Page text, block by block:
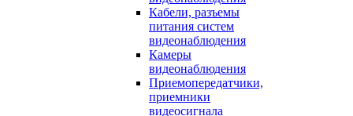
Кабели, разъемы
питания систем
видеонаблюдения
Камеры
видеонаблюдения
Приемопередатчики,
приемники
видеосигнала